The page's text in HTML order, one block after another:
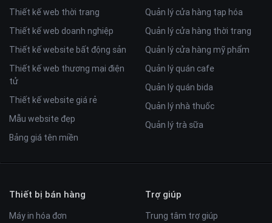
Thiết kế web thời trang
Thiết kế web doanh nghiệp
Thiết kế website bất động sản
Thiết kế web thương mại điện
tử
Thiết kế website giá rẻ
Mẫu website đẹp
Bảng giá tên miền
Quản lý cửa hàng tạp hóa
Quản lý cửa hàng thời trang
Quản lý cửa hàng mỹ phẩm
Quản lý quán cafe
Quản lý quán bida
Quản lý nhà thuốc
Quản lý trà sữa
Thiết bị bán hàng
Máy in hóa đơn
Trợ giúp
Trung tâm trợ giúp